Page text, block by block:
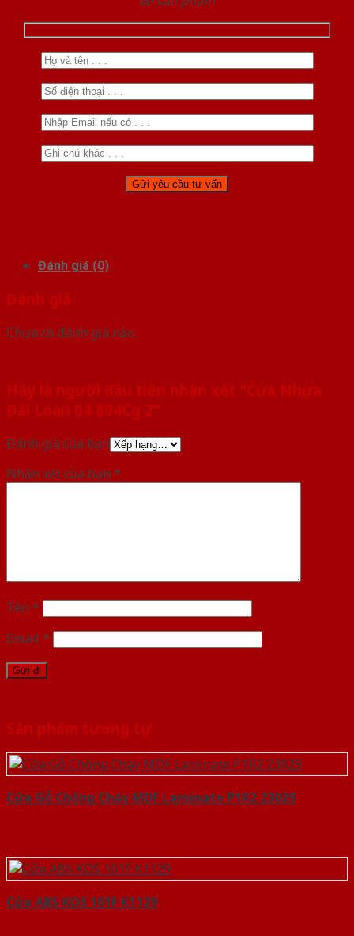
Đánh giá (0)
Đánh giá
Chưa có đánh giá nào.
Hãy là người đầu tiên nhận xét “Cửa Nhựa
Đài Loan 04 804Cg 2”
Đánh giá của bạn
Nhận xét của bạn *
Tên *
Email *
Sản phẩm tương tự
Cửa Gỗ Chống Cháy MDF Laminate P1R2 23029
Cửa ABS KOS 101F K1129